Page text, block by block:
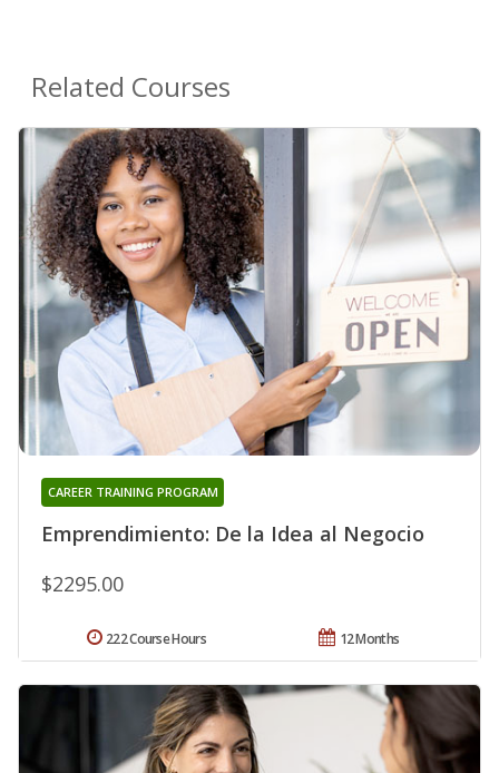
Related Courses
Emprendimiento: De la Idea al Negocio
CAREER TRAINING PROGRAM
$2295.00
12 Months
222 Course Hours